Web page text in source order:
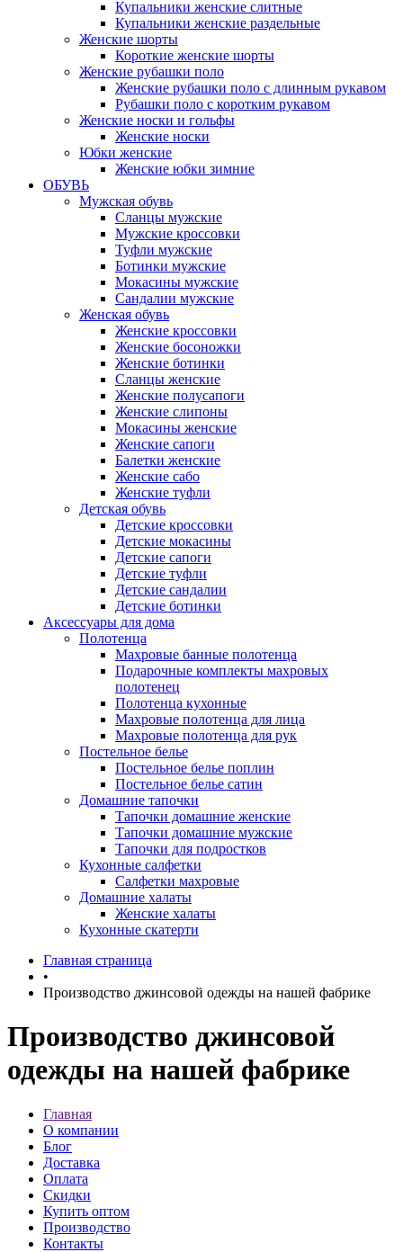
Купальники женские слитные
Купальники женские раздельные
Женские шорты
Короткие женские шорты
Женские рубашки поло
Женские рубашки поло с длинным рукавом
Рубашки поло с коротким рукавом
Женские носки и гольфы
Женские носки
Юбки женские
Женские юбки зимние
ОБУВЬ
Мужская обувь
Сланцы мужские
Мужские кроссовки
Туфли мужские
Ботинки мужские
Мокасины мужские
Сандалии мужские
Женская обувь
Женские кроссовки
Женские босоножки
Женские ботинки
Сланцы женские
Женские полусапоги
Женские слипоны
Мокасины женские
Женские сапоги
Балетки женские
Женские сабо
Женские туфли
Детская обувь
Детские кроссовки
Детские мокасины
Детские сапоги
Детские туфли
Детские сандалии
Детские ботинки
Аксессуары для дома
Полотенца
Махровые банные полотенца
Подарочные комплекты махровых
полотенец
Полотенца кухонные
Махровые полотенца для лица
Махровые полотенца для рук
Постельное белье
Постельное белье поплин
Постельное белье сатин
Домашние тапочки
Тапочки домашние женские
Тапочки домашние мужские
Тапочки для подростков
Кухонные салфетки
Салфетки махровые
Домашние халаты
Женские халаты
Кухонные скатерти
Главная страница
•
Производство джинсовой одежды на нашей фабрике
Производство джинсовой
одежды на нашей фабрике
Главная
О компании
Блог
Доставка
Оплата
Скидки
Купить оптом
Производство
Контакты